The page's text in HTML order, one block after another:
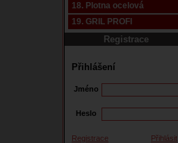
18. Plotna ocelová
19. GRIL PROFI
Registrace
Přihlášení
Jméno
Heslo
Registrace
Přihlásit